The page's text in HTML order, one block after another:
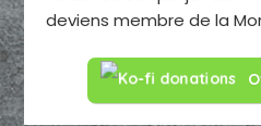
deviens membre de la